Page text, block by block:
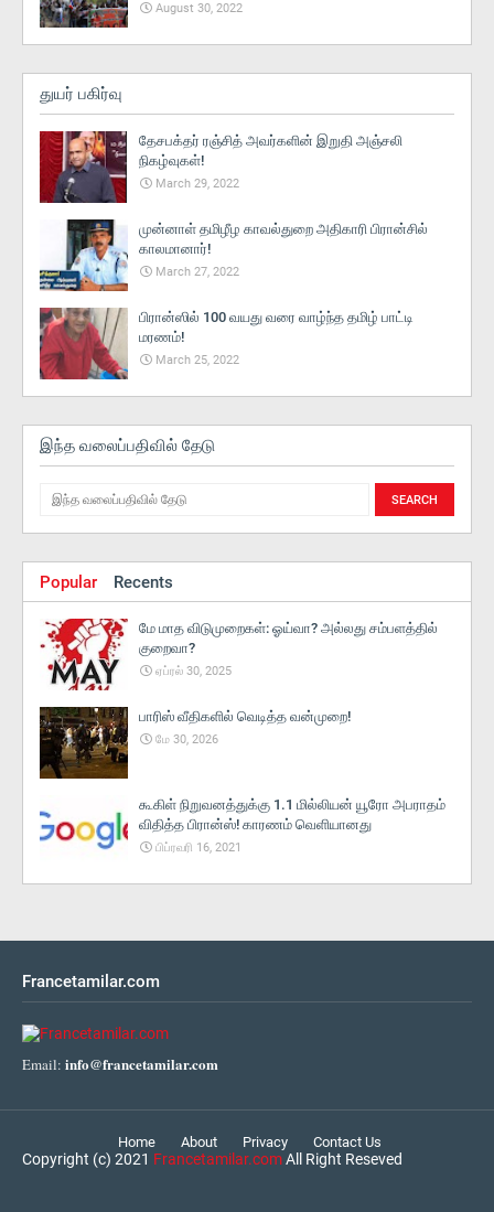
August 30, 2022
துயர் பகிர்வு
தேசபக்தர் ரஞ்சித் அவர்களின் இறுதி அஞ்சலி
நிகழ்வுகள்!
March 29, 2022
முன்னாள் தமிழீழ காவல்துறை அதிகாரி பிரான்சில்
காலமானார்!
March 27, 2022
பிரான்ஸில் 100 வயது வரை வாழ்ந்த தமிழ் பாட்டி
மரணம்!
March 25, 2022
இந்த வலைப்பதிவில் தேடு
Popular Recents
மே மாத விடுமுறைகள்: ஓய்வா? அல்லது சம்பளத்தில்
குறைவா?
ஏப்ரல் 30, 2025
பாரிஸ் வீதிகளில் வெடித்த வன்முறை!
மே 30, 2026
கூகிள் நிறுவனத்துக்கு 1.1 மில்லியன் யூரோ அபராதம்
விதித்த பிரான்ஸ்! காரணம் வெளியானது
பிப்ரவரி 16, 2021
Francetamilar.com
Email: info@francetamilar.com
Home About Privacy Contact Us
Copyright (c) 2021 Francetamilar.comAll Right Reseved